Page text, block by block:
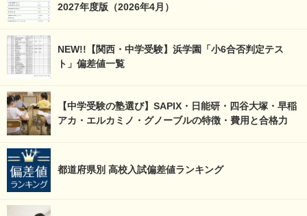
2027年度版（2026年4月）
NEW!!【関西・中学受験】浜学園「小6合否判定テス
ト」偏差値一覧
【中学受験の塾選び】SAPIX・日能研・四谷大塚・早稲
アカ・エルカミノ・グノーブルの特徴・費用と合格力
都道府県別 高校入試偏差値ランキング